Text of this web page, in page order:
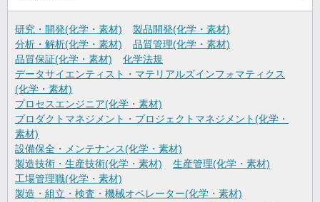
研究・開発(化学・素材)
製品開発(化学・素材)
分析・解析(化学・素材)
品質管理(化学・素材)
品質保証(化学・素材)
化学法規
データサイエンティスト・マテリアルズインフォマティクス
(化学・素材)
プロセスエンジニア(化学・素材)
プロダクトマネジメント・プロジェクトマネジメント(化学・
素材)
設備保全・メンテナンス(化学・素材)
製造技術・生産技術(化学・素材)
生産管理(化学・素材)
工場管理職(化学・素材)
製造・組立・検査・機械オペレーター(化学・素材)